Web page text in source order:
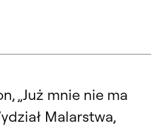
„Już mnie nie ma
Malarstwa,